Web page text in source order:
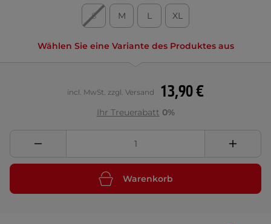
S M L XL
Wählen Sie eine Variante des Produktes aus
13,90 €
incl. MwSt. zzgl. Versand
Ihr Treuerabatt 0%
Warenkorb